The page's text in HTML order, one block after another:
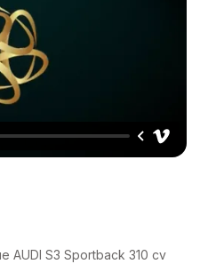
AUDI S3 Sportback 310 cv